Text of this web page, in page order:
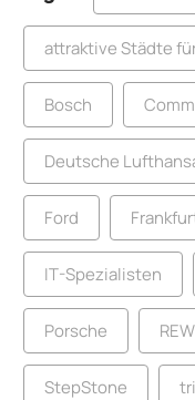
attraktive Städte
Bosch
Deutsche
Ford
IT-Spezialisten
Porsche
StepStone